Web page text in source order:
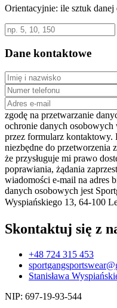
Orientacyjnie: ile sztuk
Dane kontaktowe
zgodę na przetwarzanie
ochronie danych osobowych
przez formularz kontaktowy.
niezbędne do przetworzenia
że przysługuje mi prawo
poprawiania, żądania
wiadomości e-mail na adres
danych osobowych jest
Wyspiańskiego 13, 64-100
Skontaktuj się z
+48 724 315 453
Stanisława
NIP: 697-19-93-544